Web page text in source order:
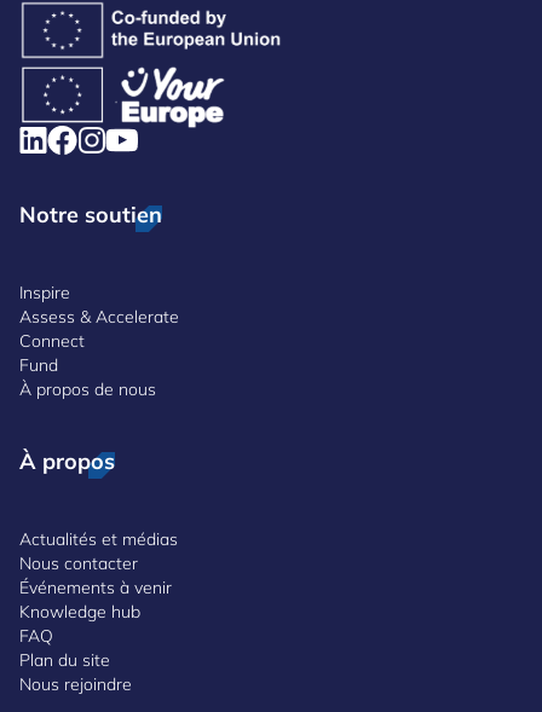
Notre soutien
Inspire
Assess & Accelerate
Connect
Fund
À propos de nous
À propos
Actualités et médias
Nous contacter
Événements à venir
Knowledge hub
FAQ
Plan du site
Nous rejoindre